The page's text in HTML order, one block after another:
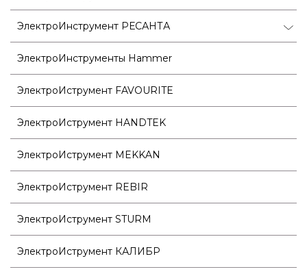
ЭлектроИнструмент РЕСАНТА
ЭлектроИнструменты Hammer
ЭлектроИструмент FAVOURITE
ЭлектроИструмент HANDTEK
ЭлектроИструмент MEKKAN
ЭлектроИструмент REBIR
ЭлектроИструмент STURM
ЭлектроИструмент КАЛИБР